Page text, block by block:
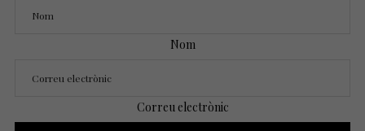
Nom
Correu electrònic